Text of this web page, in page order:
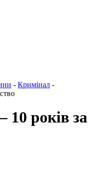
- Кримінал -
10 років за